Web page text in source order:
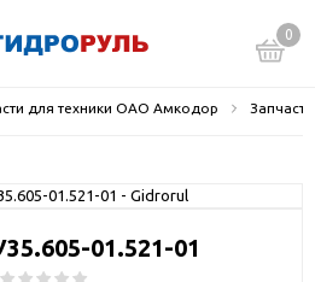
0
для техники ОАО Амкодор
01.521-01